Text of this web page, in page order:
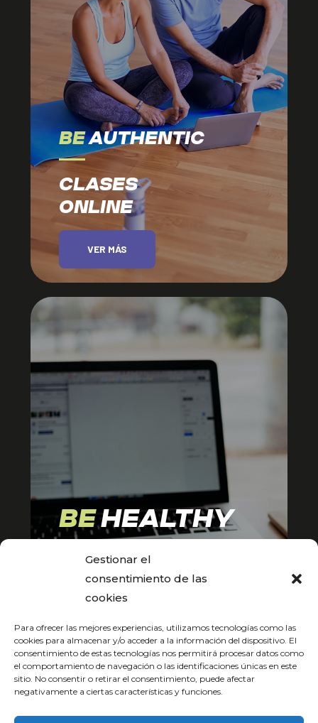
Gestionar el
consentimiento de las
cookies
Para ofrecer las mejores experiencias, utilizamos tecnologías como las
cookies para almacenar y/o acceder a la información del dispositivo. El
consentimiento de estas tecnologías nos permitirá procesar datos como
el comportamiento de navegación o las identificaciones únicas en este
sitio. No consentir o retirar el consentimiento, puede afectar
negativamente a ciertas características y funciones.
BEAUTHENTIC
CLASES
ONLINE
VER MÁS
BEHEALTHY
ASESORIA
ONLINE
VER MÁS